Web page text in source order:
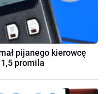
pijanego kierowcę
promila